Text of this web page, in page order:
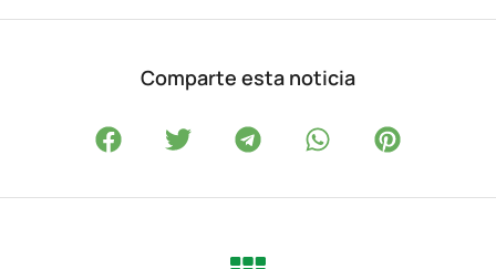
Comparte esta noticia